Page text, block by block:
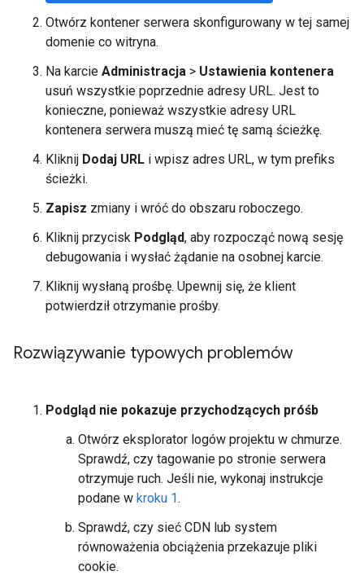
Otwórz kontener serwera skonfigurowany w tej samej
domenie co witryna.
Na karcie Administracja > Ustawienia kontenera
usuń wszystkie poprzednie adresy URL. Jest to
konieczne, ponieważ wszystkie adresy URL
kontenera serwera muszą mieć tę samą ścieżkę.
Kliknij Dodaj URL i wpisz adres URL, w tym prefiks
ścieżki.
Zapisz zmiany i wróć do obszaru roboczego.
Kliknij przycisk Podgląd, aby rozpocząć nową sesję
debugowania i wysłać żądanie na osobnej karcie.
Kliknij wysłaną prośbę. Upewnij się, że klient
potwierdził otrzymanie prośby.
Rozwiązywanie typowych problemów
Podgląd nie pokazuje przychodzących próśb
Otwórz eksplorator logów projektu w chmurze.
Sprawdź, czy tagowanie po stronie serwera
otrzymuje ruch. Jeśli nie, wykonaj instrukcje
podane w kroku 1.
Sprawdź, czy sieć CDN lub system
równoważenia obciążenia przekazuje pliki
cookie.